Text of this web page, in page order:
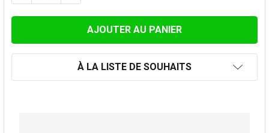
À LA LISTE DE SOUHAITS